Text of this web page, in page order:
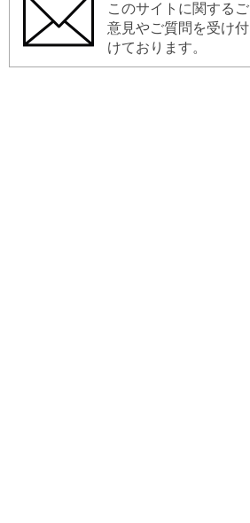
このサイトに関するご
意見やご質問を受け付
けております。